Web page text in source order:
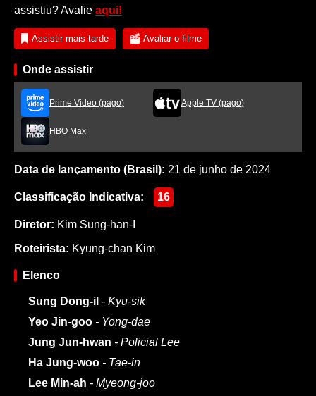
assistiu? Avalie aqui!
Assistir mais tarde Avaliar o filme
Onde assistir
Prime Video (pago) Apple TV (pago)
HBO Max
Data de lançamento (Brasil): 21 de junho de 2024
Classificação Indicativa: 16
Diretor: Kim Sung-han-I
Roteirista: Kyung-chan Kim
Elenco
Sung Dong-il - Kyu-sik
Yeo Jin-goo - Yong-dae
Jung Jun-hwan - Policial Lee
Ha Jung-woo - Tae-in
Lee Min-ah - Myeong-joo